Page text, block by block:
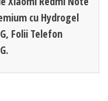
cu Hydrogel
Folii Telefon